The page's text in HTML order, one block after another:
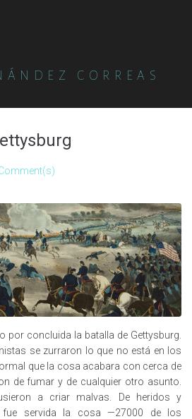
CORREAS
por concluida la batalla de Gettysburg.
se zurraron lo que no está en los
que la cosa acabara con cerca de
de fumar y de cualquier otro asunto.
a criar malvas. De heridos y
fue servida la cosa —27000 de los